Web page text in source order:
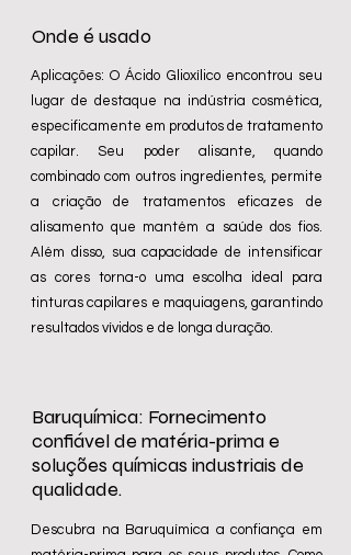
Onde é usado
Aplicações: O Ácido Glioxílico encontrou seu
lugar de destaque na indústria cosmética,
especificamente em produtos de tratamento
capilar. Seu poder alisante, quando
combinado com outros ingredientes, permite
a criação de tratamentos eficazes de
alisamento que mantém a saúde dos fios.
Além disso, sua capacidade de intensificar
as cores torna-o uma escolha ideal para
tinturas capilares e maquiagens, garantindo
resultados vívidos e de longa duração.
Baruquímica: Fornecimento
confiável de matéria-prima e
soluções químicas industriais de
qualidade.
Descubra na Baruquímica a confiança em